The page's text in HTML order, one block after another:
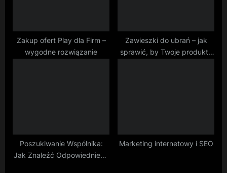
Zakup ofert Play dla Firm –
wygodne rozwiązanie
Zawieszki do ubrań – jak
sprawić, by Twoje produkty
Poszukiwanie Wspólnika:
Jak Znaleźć Odpowiedniego
Marketing internetowy i SEO